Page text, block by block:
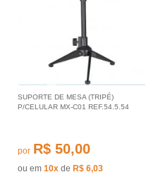
SUPORTE DE MESA (TRIPÉ)
P/CELULAR MX-C01 REF.54.5.54
por R$ 50,00
ou em 10x de R$ 6,03